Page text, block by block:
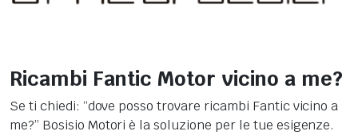
Ricambi Fantic Motor vicino a me?
Se ti chiedi: “dove posso trovare ricambi Fantic vicino a
me?” Bosisio Motori è la soluzione per le tue esigenze.